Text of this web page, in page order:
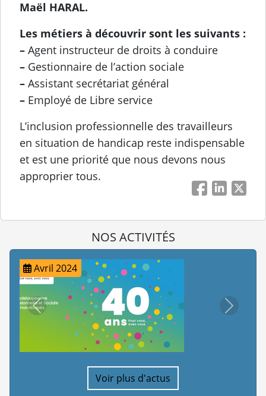
Maël HARAL.
Les métiers à découvrir sont les suivants :
– Agent instructeur de droits à conduire
– Gestionnaire de l’action sociale
– Assistant secrétariat général
– Employé de Libre service
L’inclusion professionnelle des travailleurs
en situation de handicap reste indispensable
et est une priorité que nous devons nous
approprier tous.
FacebookLinkedIn
NOS ACTIVITÉS
Juillet 2023
précédent